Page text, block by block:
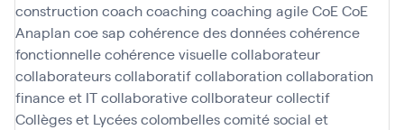
construction coachcoaching coaching agileCoECoE
Anaplan coe sap cohérence des donnéescohérence
fonctionnellecohérence visuellecollaborateur
collaborateurscollaboratifcollaboration collaboration
finance et ITcollaborativecollborateurcollectif
Collèges et Lycéescolombellescomité social et